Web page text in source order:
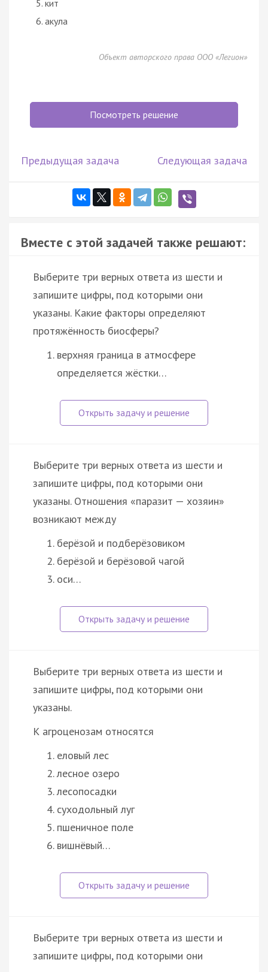
кит
акула
Объект авторского права ООО «Легион»
Посмотреть решение
Предыдущая задача Следующая задача
Вместе с этой задачей также решают:
Выберите три верных ответа из шести и
запишите цифры, под которыми они
указаны. Какие факторы определяют
протяжённость биосферы?
верхняя граница в атмосфере
определяется жёстки…
Выберите три верных ответа из шести и
запишите цифры, под которыми они
указаны. Отношения «паразит — хозяин»
возникают между
берёзой и подберёзовиком
берёзой и берёзовой чагой
оси…
Выберите три верных ответа из шести и
запишите цифры, под которыми они
указаны.
К агроценозам относятся
еловый лес
лесное озеро
лесопосадки
суходольный луг
пшеничное поле
вишнёвый…
Выберите три верных ответа из шести и
запишите цифры, под которыми они